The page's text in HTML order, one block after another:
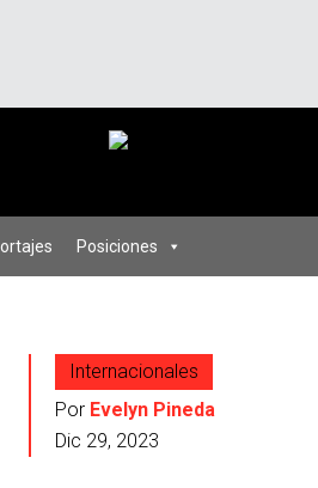
Posiciones
Internacionales
Por Evelyn Pineda
Dic 29, 2023